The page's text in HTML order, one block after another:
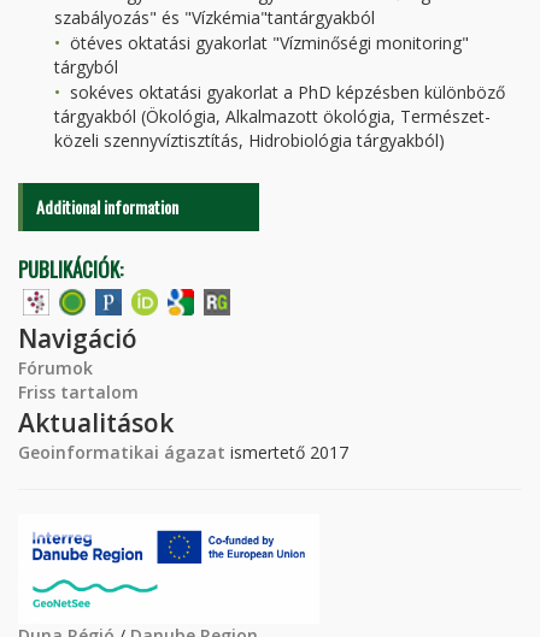
szabályozás" és "Vízkémia"tantárgyakból
ötéves oktatási gyakorlat "Vízminőségi monitoring"
tárgyból
sokéves oktatási gyakorlat a PhD képzésben különböző
tárgyakból (Ökológia, Alkalmazott ökológia, Természet-
közeli szennyvíztisztítás, Hidrobiológia tárgyakból)
Additional information
PUBLIKÁCIÓK:
Navigáció
Fórumok
Friss tartalom
Aktualitások
Geoinformatikai ágazat ismertető 2017